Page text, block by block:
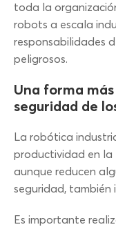
toda la
robots a escala
responsabilidades
peligrosos.
Una forma
seguridad de
La robótica
productividad en la
aunque reducen
seguridad, también
Es importante